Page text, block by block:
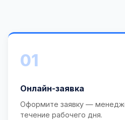
01
Онлайн-заявка
Оформите заявку —
течение рабочего дня.